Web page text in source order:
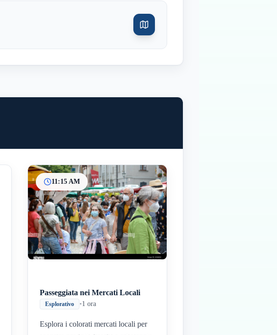
11:15 AM
Passeggiata nei Mercati Locali
Esplorativo •1 ora
Esplora i colorati mercati locali per